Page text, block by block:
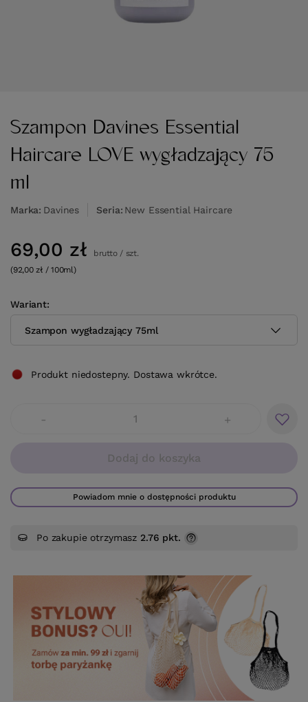
Szampon Davines Essential
Haircare LOVE wygładzający 75
ml
Marka Davines Seria New Essential Haircare
Wariant
Szampon wygładzający 75ml
69,00 zł brutto/ szt.
(92,00 zł / 100ml)
- +
Dodaj do koszyka
Powiadom mnie o dostępności produktu
Produkt niedostepny. Dostawa wkrótce.
Po zakupie otrzymasz 2.76 pkt.